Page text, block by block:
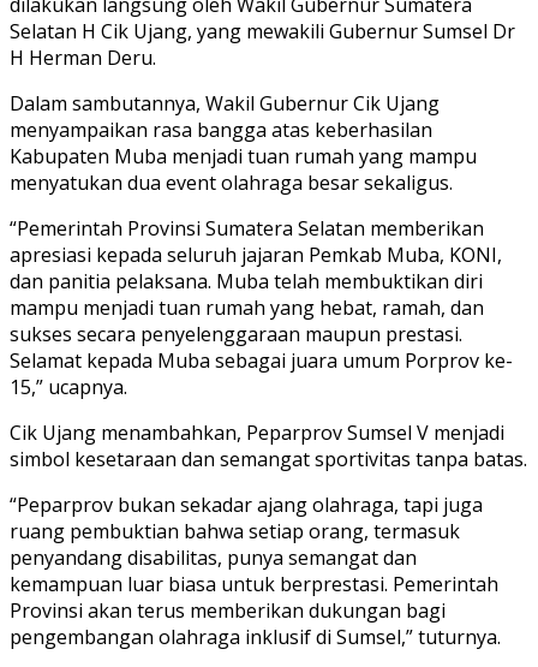
Selatan H Cik Ujang, yang mewakili Gubernur Sumsel Dr
H Herman Deru.
Dalam sambutannya, Wakil Gubernur Cik Ujang
menyampaikan rasa bangga atas keberhasilan
Kabupaten Muba menjadi tuan rumah yang mampu
menyatukan dua event olahraga besar sekaligus.
“Pemerintah Provinsi Sumatera Selatan memberikan
apresiasi kepada seluruh jajaran Pemkab Muba, KONI,
dan panitia pelaksana. Muba telah membuktikan diri
mampu menjadi tuan rumah yang hebat, ramah, dan
sukses secara penyelenggaraan maupun prestasi.
Selamat kepada Muba sebagai juara umum Porprov ke-
15,” ucapnya.
Cik Ujang menambahkan, Peparprov Sumsel V menjadi
simbol kesetaraan dan semangat sportivitas tanpa batas.
“Peparprov bukan sekadar ajang olahraga, tapi juga
ruang pembuktian bahwa setiap orang, termasuk
penyandang disabilitas, punya semangat dan
kemampuan luar biasa untuk berprestasi. Pemerintah
Provinsi akan terus memberikan dukungan bagi
pengembangan olahraga inklusif di Sumsel,” tuturnya.